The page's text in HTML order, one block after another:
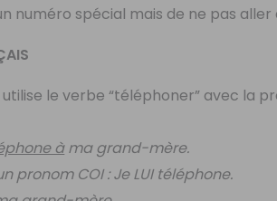
numéro spécial mais de ne pas aller
utilise le verbe “téléphoner” avec la
àma grand-mère.
pronom COI : Je LUI téléphone.